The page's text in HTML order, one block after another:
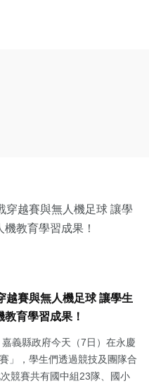
越賽與無人機足球 讓學生
育學習成果！
義縣政府今天（7日）在永慶
」，學生們透過競技及團隊合
競賽共有國中組23隊、國小